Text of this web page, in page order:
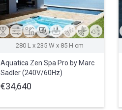
280 L x 235 W x 85 H cm
Aquatica Zen Spa Pro by Marc
Sadler (240V/60Hz)
€34,640